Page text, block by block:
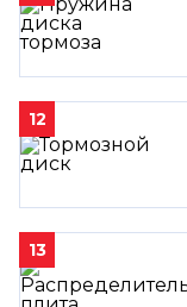
12
13